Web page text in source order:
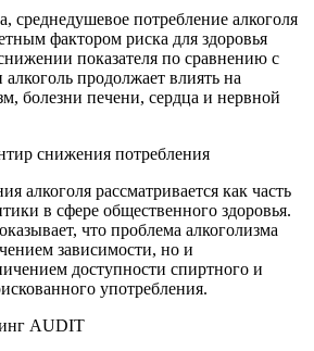
потребление алкоголя
фактором риска для здоровья
показателя по сравнению с
продолжает влиять на
болезни печени, сердца и нервной
снижения потребления
алкоголя рассматривается как часть
в сфере общественного здоровья.
что проблема алкоголизма
зависимости, но и
доступности спиртного и
употребления.
AUDIT